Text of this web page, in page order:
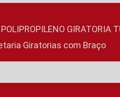
POLIPROPILENO GIRATORIA
Giratorias com Braço